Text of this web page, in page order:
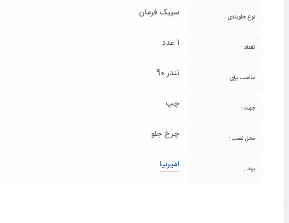
نوع جلوبندی : سیبک فرمان
تعداد : 1 عدد
مناسب برای : تندر 90
جهت : چپ
محل نصب : چرخ جلو
برند : امیرنیا